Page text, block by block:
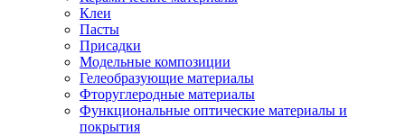
Клеи
Пасты
Присадки
Модельные композиции
Гелеобразующие материалы
Фторуглеродные материалы
Функциональные оптические материалы и
покрытия